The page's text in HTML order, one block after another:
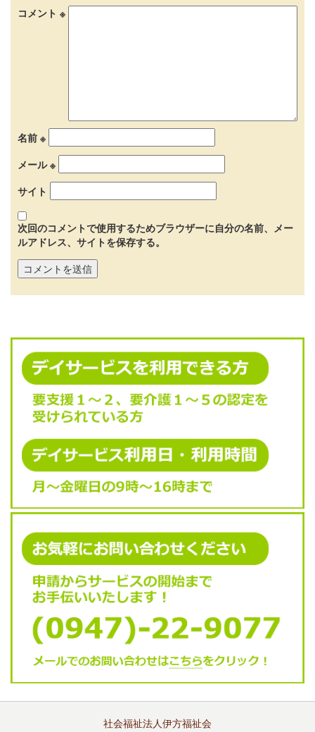
コメント ※
名前 ※
メール※
サイト
次回のコメントで使用するためブラウザーに自分の名前、メー
ルアドレス、サイトを保存する。
社会福祉法人伊方福祉会